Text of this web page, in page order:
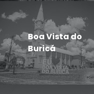
Boa Vista do
Buricá